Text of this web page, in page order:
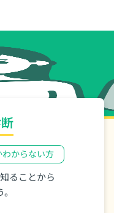
わからない⽅
ることから